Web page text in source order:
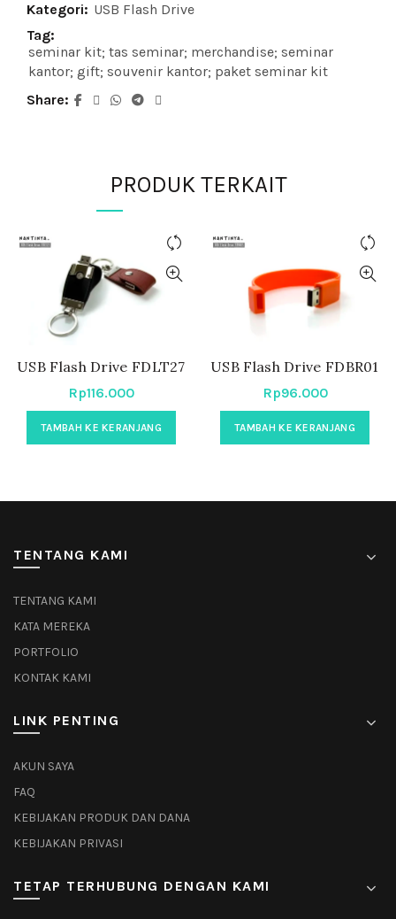
Kategori: USB Flash Drive
Tag:
seminar kit; tas seminar; merchandise; seminar
kantor; gift; souvenir kantor; paket seminar kit
Share
PRODUK TERKAIT
USB Flash Drive FDLT27
Rp116.000
TAMBAH KE KERANJANG
USB Flash Drive FDBR01
Rp96.000
TAMBAH KE KERANJANG
TENTANG KAMI
TENTANG KAMI
KATA MEREKA
PORTFOLIO
KONTAK KAMI
LINK PENTING
AKUN SAYA
FAQ
KEBIJAKAN PRODUK DAN DANA
KEBIJAKAN PRIVASI
TETAP TERHUBUNG DENGAN KAMI